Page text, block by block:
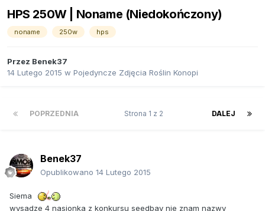
HPS 250W | Noname (Niedokończony)
noname 250w hps
Przez Benek37
14 Lutego 2015 w Pojedyncze Zdjęcia Roślin Konopi
POPRZEDNIA DALEJ
Strona 1 z 2
Benek37
Opublikowano 14 Lutego 2015
Siema
wysadze 4 nasionka z konkursu seedbay nie znam nazwy